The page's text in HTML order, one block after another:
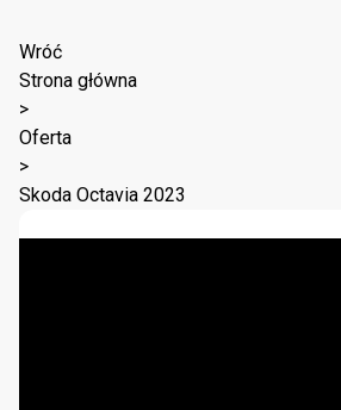
Wróć
Strona główna
>
Oferta
>
Skoda Octavia 2023